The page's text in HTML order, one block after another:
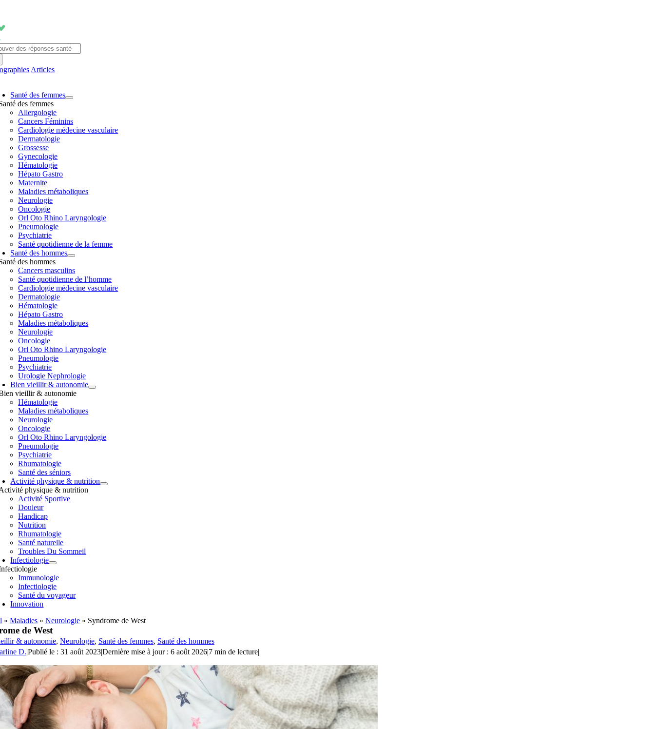
contenu
Articles
Santé des femmes
des femmes
Allergologie
Cancers Féminins
Cardiologie médecine vasculaire
Dermatologie
Grossesse
Gynecologie
Hématologie
Hépato Gastro
Maternite
Maladies métaboliques
Neurologie
Oncologie
Orl Oto Rhino Laryngologie
Pneumologie
Psychiatrie
Santé quotidienne de la femme
Santé des hommes
des hommes
Cancers masculins
Santé quotidienne de l’homme
Cardiologie médecine vasculaire
Dermatologie
Hématologie
Hépato Gastro
Maladies métaboliques
Neurologie
Oncologie
Orl Oto Rhino Laryngologie
Pneumologie
Psychiatrie
Urologie Nephrologie
Bien vieillir & autonomie
vieillir & autonomie
Hématologie
Maladies métaboliques
Neurologie
Oncologie
Orl Oto Rhino Laryngologie
Pneumologie
Psychiatrie
Rhumatologie
Santé des séniors
Activité physique & nutrition
physique & nutrition
Activité Sportive
Douleur
Handicap
Nutrition
Rhumatologie
Santé naturelle
Troubles Du Sommeil
Infectiologie
Immunologie
Infectiologie
Santé du voyageur
Innovation
» Maladies» Neurologie» Syndrome de West
de West
& autonomie, Neurologie, Santé des femmes, Santé des hommes
D.|Publié le : 31 août 2023|Dernière mise à jour : 6 août 2026|7 min de lecture|